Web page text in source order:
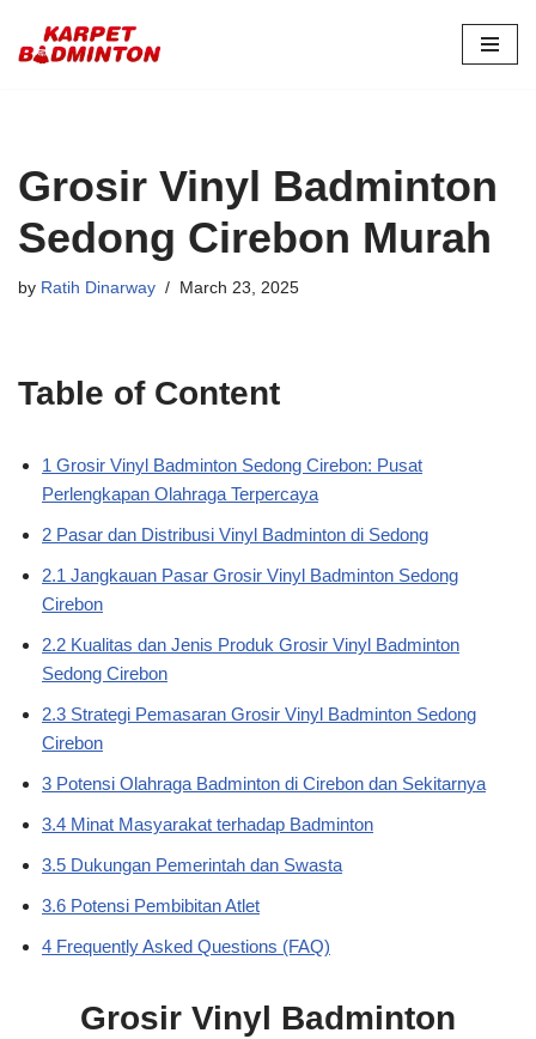
Skip
Grosir Vinyl Badminton
Sedong Cirebon Murah
by Ratih Dinarway March 23, 2025
Table of Content
1 Grosir Vinyl Badminton Sedong Cirebon: Pusat
Perlengkapan Olahraga Terpercaya
2 Pasar dan Distribusi Vinyl Badminton di Sedong
2.1 Jangkauan Pasar Grosir Vinyl Badminton Sedong
Cirebon
2.2 Kualitas dan Jenis Produk Grosir Vinyl Badminton
Sedong Cirebon
2.3 Strategi Pemasaran Grosir Vinyl Badminton Sedong
Cirebon
3 Potensi Olahraga Badminton di Cirebon dan Sekitarnya
3.4 Minat Masyarakat terhadap Badminton
3.5 Dukungan Pemerintah dan Swasta
3.6 Potensi Pembibitan Atlet
4 Frequently Asked Questions (FAQ)
Grosir Vinyl Badminton